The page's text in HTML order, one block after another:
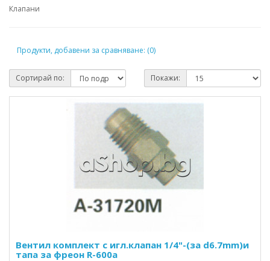
Клапани
Продукти, добавени за сравняване: (0)
Сортирай по: Покажи:
Вентил комплект с игл.клапан 1/4"-(за d6.7mm)и
тапа за фреон R-600a